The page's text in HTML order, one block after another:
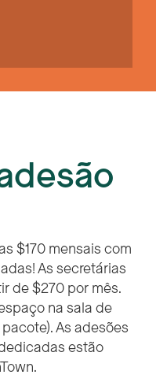
$170 mensais com
As secretárias
de $270 por mês.
na sala de
As adesões
estão